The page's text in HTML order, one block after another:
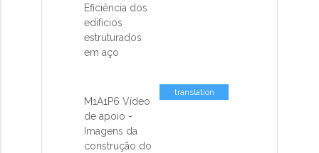
Eficiência dos
edifícios
estruturados
em aço
M1A1P6 Vídeo
de apoio -
Imagens da
construção do
translation